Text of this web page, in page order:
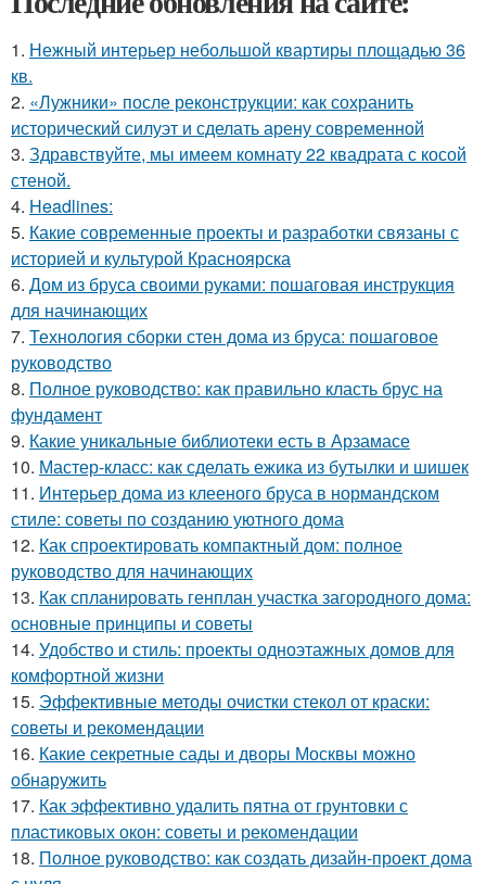
1. Нежный интерьер небольшой квартиры площадью 36
кв.
2. «Лужники» после реконструкции: как сохранить
исторический силуэт и сделать арену современной
3. Здравствуйте, мы имеем комнату 22 квадрата с косой
стеной.
4. Headlines:
5. Какие современные проекты и разработки связаны с
историей и культурой Красноярска
6. Дом из бруса своими руками: пошаговая инструкция
для начинающих
7. Технология сборки стен дома из бруса: пошаговое
руководство
8. Полное руководство: как правильно класть брус на
фундамент
9. Какие уникальные библиотеки есть в Арзамасе
10. Мастер-класс: как сделать ежика из бутылки и шишек
11. Интерьер дома из клееного бруса в нормандском
стиле: советы по созданию уютного дома
12. Как спроектировать компактный дом: полное
руководство для начинающих
13. Как спланировать генплан участка загородного дома:
основные принципы и советы
14. Удобство и стиль: проекты одноэтажных домов для
комфортной жизни
15. Эффективные методы очистки стекол от краски:
советы и рекомендации
16. Какие секретные сады и дворы Москвы можно
обнаружить
17. Как эффективно удалить пятна от грунтовки с
пластиковых окон: советы и рекомендации
18. Полное руководство: как создать дизайн-проект дома